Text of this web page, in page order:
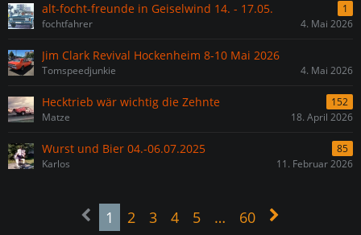
alt-focht-freunde in Geiselwind 14. - 17.05.
1
fochtfahrer
4. Mai 2026
Jim Clark Revival Hockenheim 8-10 Mai 2026
Tomspeedjunkie 4. Mai 2026
Hecktrieb wär wichtig die Zehnte
152
Matze
18. April 2026
Wurst und Bier 04.-06.07.2025
85
Karlos
11. Februar 2026
1 2 3 4 5 … 60